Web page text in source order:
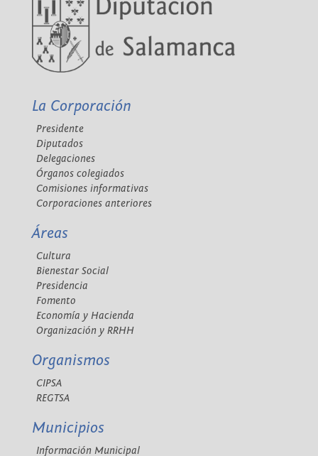
La Corporación
Presidente
Diputados
Delegaciones
Órganos colegiados
Comisiones informativas
Corporaciones anteriores
Áreas
Cultura
Bienestar Social
Presidencia
Fomento
Economía y Hacienda
Organización y RRHH
Organismos
CIPSA
REGTSA
Municipios
Información Municipal